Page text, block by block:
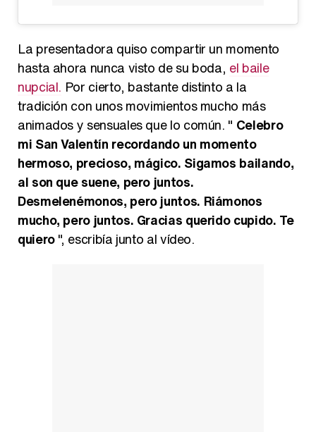
La presentadora quiso compartir un momento
hasta ahora nunca visto de su boda, el baile
nupcial. Por cierto, bastante distinto a la
tradición con unos movimientos mucho más
animados y sensuales que lo común. " Celebro
mi San Valentín recordando un momento
hermoso, precioso, mágico. Sigamos bailando,
al son que suene, pero juntos.
Desmelenémonos, pero juntos. Riámonos
mucho, pero juntos. Gracias querido cupido. Te
quiero", escribía junto al vídeo.